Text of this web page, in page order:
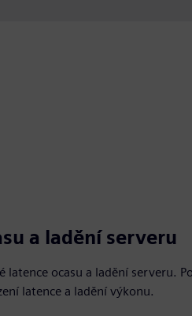
a ladění serveru
latence ocasu a ladění serveru.
latence a ladění výkonu.